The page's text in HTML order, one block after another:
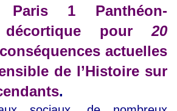
Paris 1 Panthéon-
décortique pour 20
actuelles
de l’Histoire sur
.